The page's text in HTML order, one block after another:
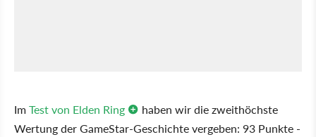
ImTest von Elden Ring
haben wir die zweithöchste
Wertung der GameStar-Geschichte vergeben: 93 Punkte -